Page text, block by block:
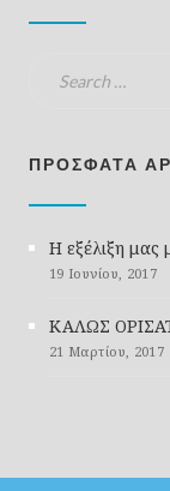
ΠΡΟΣΦΑΤΑ
Η εξέλιξη μας
19 Ιουνίου, 2017
ΚΑΛΩΣ
21 Μαρτίου, 2017